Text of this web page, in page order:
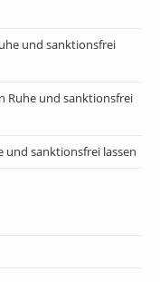
und sanktionsfrei
Ruhe und sanktionsfrei
und sanktionsfrei lassen